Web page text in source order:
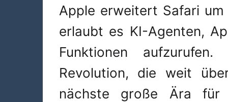
Apple erweitert Safari
erlaubt es KI-Agenten,
Funktionen
Revolution, die weit
nächste große Ära für